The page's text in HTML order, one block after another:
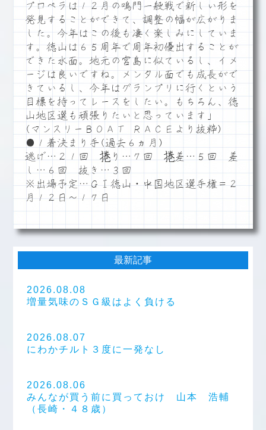
プロペラは１２月の鳴門一般戦で新しい形を
発見することができて、調整の幅が広がりま
した。今年はこの後も凄く楽しみにしていま
す。徳山は６５周年で周年初優出することが
できた水面。地元の宮島に似ているし、イメ
ージは良いですね。メンタル面でも成長がで
きているし、今年はグランプリに行くという
目標を持ってレースをしたい。もちろん、徳
山地区選も頑張りたいと思っています」
(マンスリーＢＯＡＴ ＲＡＣＥより抜粋)
●１着決まり手(過去６ヵ月)
逃げ…２１回 捲り…７回 捲差…５回 差
し…６回 抜き…３回
※出場予定…ＧⅠ徳山・中国地区選手権＝２
月１２日～１７日
最新記事
2026.08.08
増量気味のＳＧ級はよく負ける
2026.08.07
にわかチルト３度に一発なし
2026.08.06
みんなが買う前に買っておけ 山本 浩輔
（長崎・４８歳）